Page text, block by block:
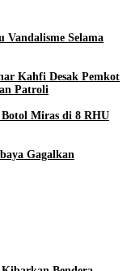
Vandalisme Selama
Kahfi Desak Pemkot
Patroli
Miras di 8 RHU
Gagalkan